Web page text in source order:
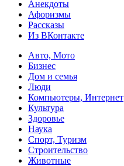
Анекдоты
Афоризмы
Рассказы
Из ВКонтакте
Авто, Мото
Бизнес
Дом и семья
Люди
Компьютеры, Интернет
Культура
Здоровье
Наука
Спорт, Туризм
Строительство
Животные